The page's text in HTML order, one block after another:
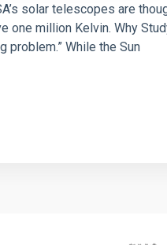
solar telescopes are
one million Kelvin. Why
While the Sun